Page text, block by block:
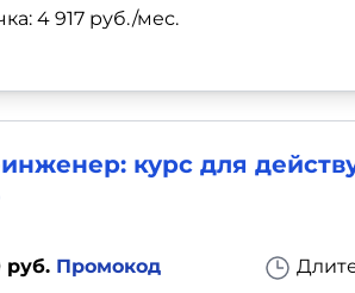
4 917 руб./мес.
курс для
руб. Промокод